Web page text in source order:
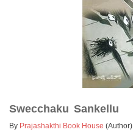
Swecchaku Sankellu
By Prajashakthi Book House (Author)